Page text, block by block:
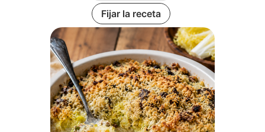
Fijar la receta